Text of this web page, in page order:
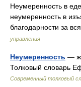
Неумеренность в
неумеренность в
благодарности за
управления
Неумеренность —
Толковый словарь
Современный толковый